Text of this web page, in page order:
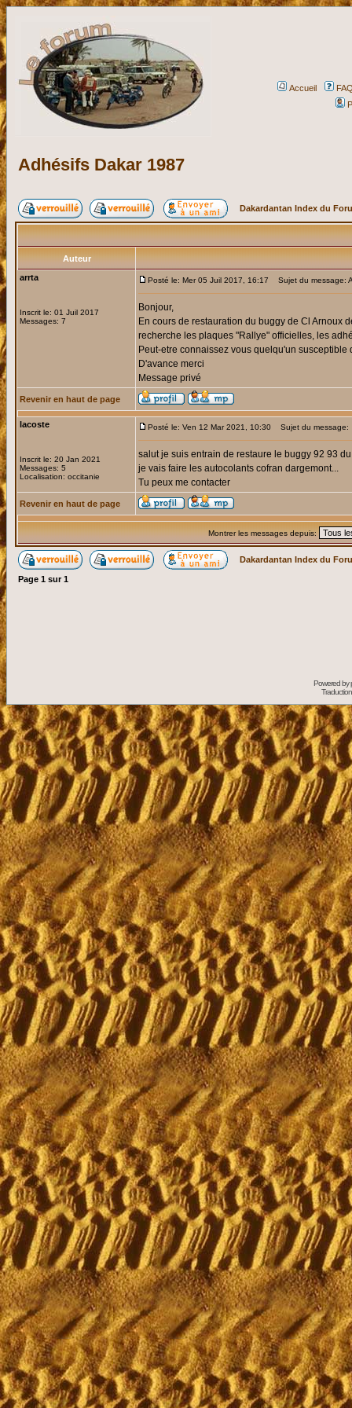
Accueil
Adhésifs Dakar 1987
Dakardantan Index du
Auteur
arrta
Inscrit le: 01 Juil 2017
Messages: 7
Posté le: Mer 05 Juil 2017, 16:17 Sujet du message:
Bonjour,
En cours de restauration du buggy de Cl Arnoux
recherche les plaques "Rallye" officielles, les
Peut-etre connaissez vous quelqu'un susceptible
D'avance merci
Message privé
Revenir en haut de page
lacoste
Inscrit le: 20 Jan 2021
Messages: 5
Localisation: occitanie
Posté le: Ven 12 Mar 2021, 10:30 Sujet du message:
salut je suis entrain de restaure le buggy 92 93
je vais faire les autocolants cofran dargemont...
Tu peux me contacter
Revenir en haut de page
Montrer les messages depuis:
Dakardantan Index du
Page 1 sur1
Powered by